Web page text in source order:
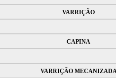
VARRIÇÃO
CAPINA
VARRIÇÃO